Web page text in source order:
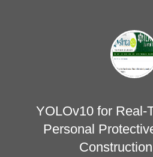
YOLOv10 for Real-
Personal